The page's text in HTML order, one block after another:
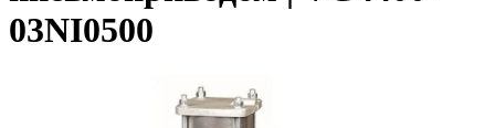
03NI0500